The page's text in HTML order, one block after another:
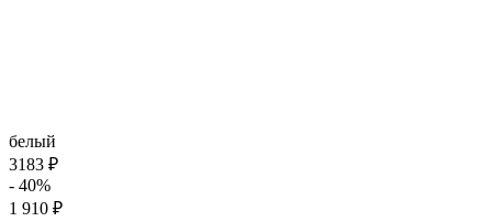
белый
3183 ₽
- 40%
1 910 ₽